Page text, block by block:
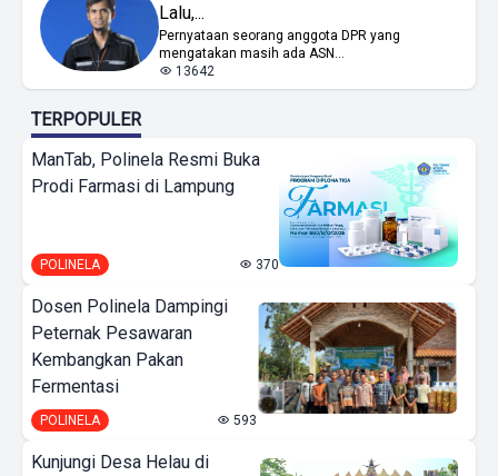
Lalu,...
Pernyataan seorang anggota DPR yang
mengatakan masih ada ASN...
13642
TERPOPULER
ManTab, Polinela Resmi Buka
Prodi Farmasi di Lampung
POLINELA 370
Dosen Polinela Dampingi
Peternak Pesawaran
Kembangkan Pakan
Fermentasi
POLINELA 593
Kunjungi Desa Helau di